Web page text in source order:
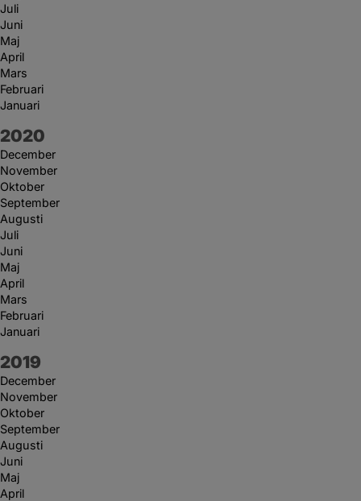
Juli
Juni
Maj
April
Mars
Februari
Januari
År:
2020
December
November
Oktober
September
Augusti
Juli
Juni
Maj
April
Mars
Februari
Januari
År:
2019
December
November
Oktober
September
Augusti
Juni
Maj
April